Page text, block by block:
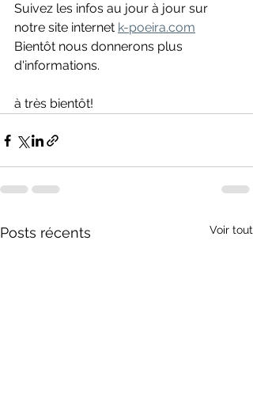
Suivez les infos au jour à jour sur
notre site internet k-poeira.com
Bientôt nous donnerons plus
d'informations.
à très bientôt!
Posts récents Voir tout